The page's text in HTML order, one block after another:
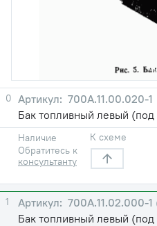
0
700А.11.00.020-1
Бак топливный левый
Наличие
Обратитесь к
консультанту
К схеме
1
700А.11.02.000-
Бак топливный левый